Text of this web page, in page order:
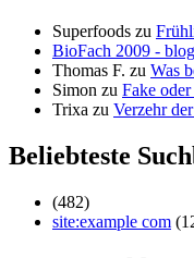
Superfoods zu
BioFach 2009 -
Thomas F. zu Was
Simon zu Fake
Trixa zu Verzehr
Beliebteste
(482)
site:example com